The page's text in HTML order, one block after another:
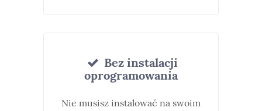
Bez instalacji
oprogramowania
Nie musisz instalować na swoim